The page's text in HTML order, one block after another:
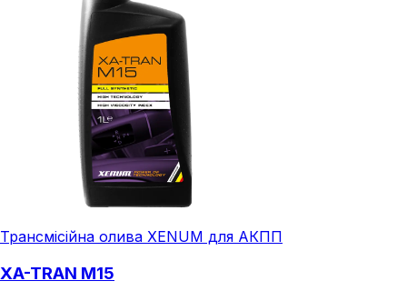
Трансмісійна олива XENUM для АКПП
XA-TRAN M15